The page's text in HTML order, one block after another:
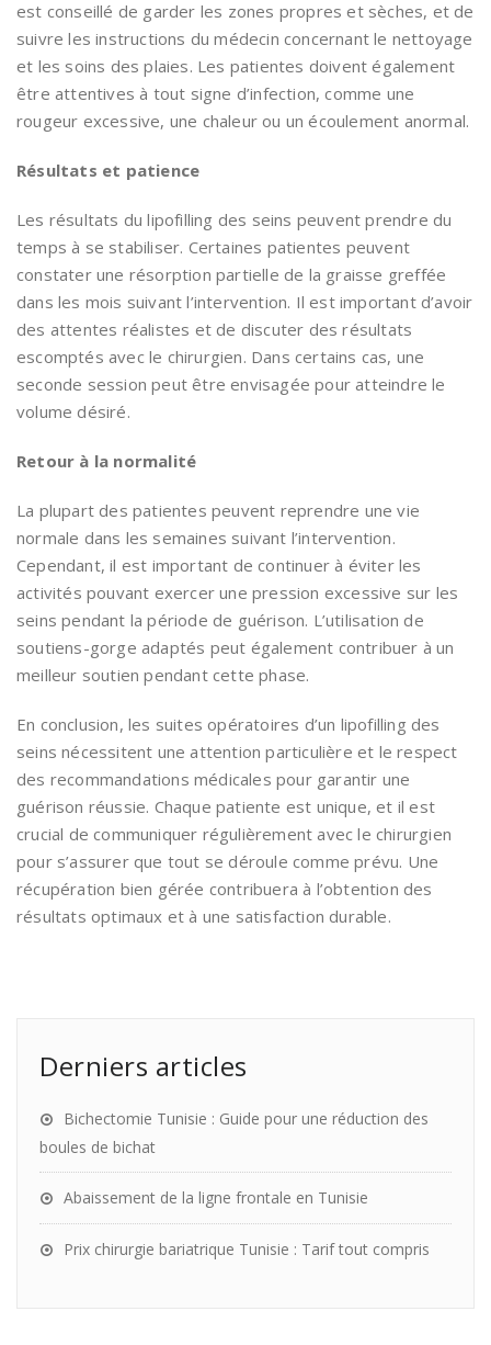
est conseillé de garder les zones propres et sèches, et de
suivre les instructions du médecin concernant le nettoyage
et les soins des plaies. Les patientes doivent également
être attentives à tout signe d’infection, comme une
rougeur excessive, une chaleur ou un écoulement anormal.
Résultats et patience
Les résultats du lipofilling des seins peuvent prendre du
temps à se stabiliser. Certaines patientes peuvent
constater une résorption partielle de la graisse greffée
dans les mois suivant l’intervention. Il est important d’avoir
des attentes réalistes et de discuter des résultats
escomptés avec le chirurgien. Dans certains cas, une
seconde session peut être envisagée pour atteindre le
volume désiré.
Retour à la normalité
La plupart des patientes peuvent reprendre une vie
normale dans les semaines suivant l’intervention.
Cependant, il est important de continuer à éviter les
activités pouvant exercer une pression excessive sur les
seins pendant la période de guérison. L’utilisation de
soutiens-gorge adaptés peut également contribuer à un
meilleur soutien pendant cette phase.
En conclusion, les suites opératoires d’un lipofilling des
seins nécessitent une attention particulière et le respect
des recommandations médicales pour garantir une
guérison réussie. Chaque patiente est unique, et il est
crucial de communiquer régulièrement avec le chirurgien
pour s’assurer que tout se déroule comme prévu. Une
récupération bien gérée contribuera à l’obtention des
résultats optimaux et à une satisfaction durable.
Derniers articles
Bichectomie Tunisie : Guide pour une réduction des
boules de bichat
Abaissement de la ligne frontale en Tunisie
Prix chirurgie bariatrique Tunisie : Tarif tout compris